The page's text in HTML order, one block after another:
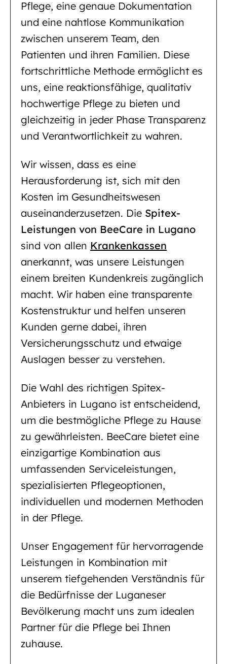
Pflege, eine genaue Dokumentation
und eine nahtlose Kommunikation
zwischen unserem Team, den
Patienten und ihren Familien. Diese
fortschrittliche Methode ermöglicht es
uns, eine reaktionsfähige, qualitativ
hochwertige Pflege zu bieten und
gleichzeitig in jeder Phase Transparenz
und Verantwortlichkeit zu wahren.
Wir wissen, dass es eine
Herausforderung ist, sich mit den
Kosten im Gesundheitswesen
auseinanderzusetzen. Die Spitex-
Leistungen von BeeCare in Lugano
sind von allen Krankenkassen
anerkannt, was unsere Leistungen
einem breiten Kundenkreis zugänglich
macht. Wir haben eine transparente
Kostenstruktur und helfen unseren
Kunden gerne dabei, ihren
Versicherungsschutz und etwaige
Auslagen besser zu verstehen.
Die Wahl des richtigen Spitex-
Anbieters in Lugano ist entscheidend,
um die bestmögliche Pflege zu Hause
zu gewährleisten. BeeCare bietet eine
einzigartige Kombination aus
umfassenden Serviceleistungen,
spezialisierten Pflegeoptionen,
individuellen und modernen Methoden
in der Pflege.
Unser Engagement für hervorragende
Leistungen in Kombination mit
unserem tiefgehenden Verständnis für
die Bedürfnisse der Luganeser
Bevölkerung macht uns zum idealen
Partner für die Pflege bei Ihnen
zuhause.